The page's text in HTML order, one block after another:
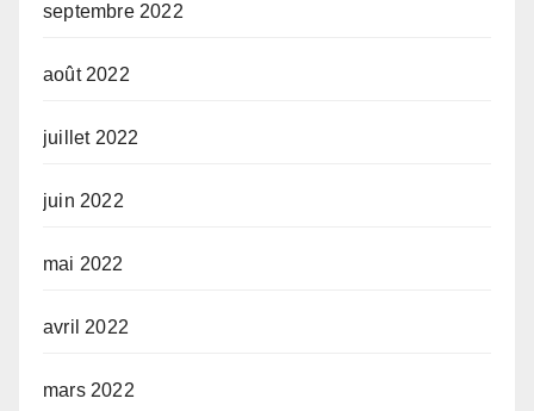
septembre 2022
août 2022
juillet 2022
juin 2022
mai 2022
avril 2022
mars 2022